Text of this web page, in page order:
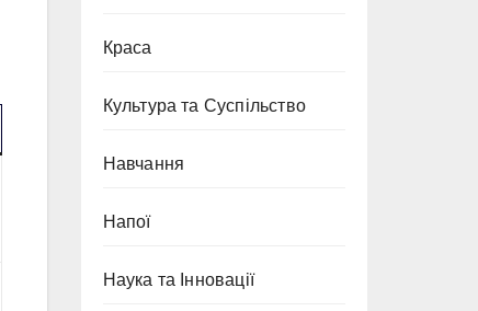
Краса
Культура та Суспільство
Навчання
Напої
Наука та Інновації